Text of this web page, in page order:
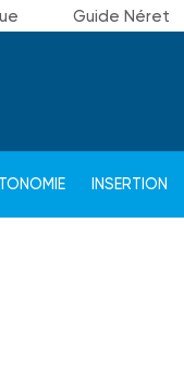
Guide Néret
INSERTION